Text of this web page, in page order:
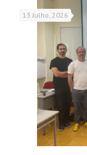
13 Julho, 2026